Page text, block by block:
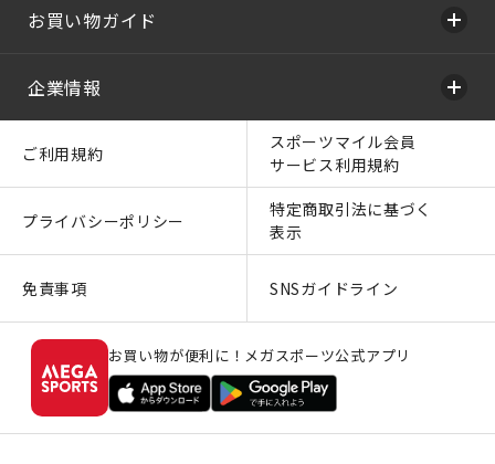
お買い物ガイド
企業情報
ご利用規約
スポーツマイル会員
サービス利用規約
プライバシーポリシー
特定商取引法に基づく
表示
免責事項 SNSガイドライン
お買い物が便利に！メガスポーツ公式アプリ